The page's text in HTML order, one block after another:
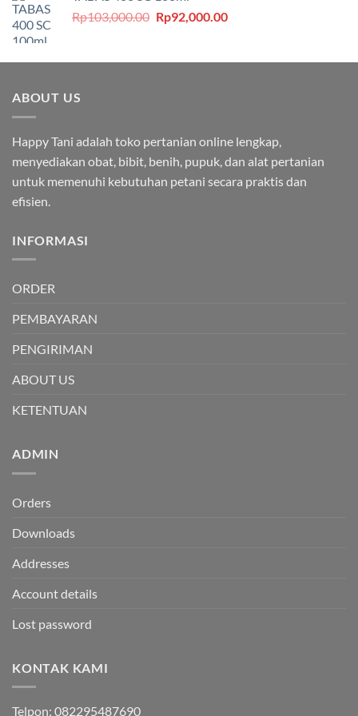
Rp103,000.00 Harga
Rp103,000.00.
Rp92,000.00Harga
adalah:
ABOUT US
Happy Tani adalah toko pertanian online lengkap,
menyediakan obat, bibit, benih, pupuk, dan alat pertanian
untuk memenuhi kebutuhan petani secara praktis dan
efisien.
INFORMASI
ORDER
PEMBAYARAN
PENGIRIMAN
ABOUT US
KETENTUAN
ADMIN
Orders
Downloads
Addresses
Account details
Lost password
KONTAK KAMI
Telpon: 082295487690